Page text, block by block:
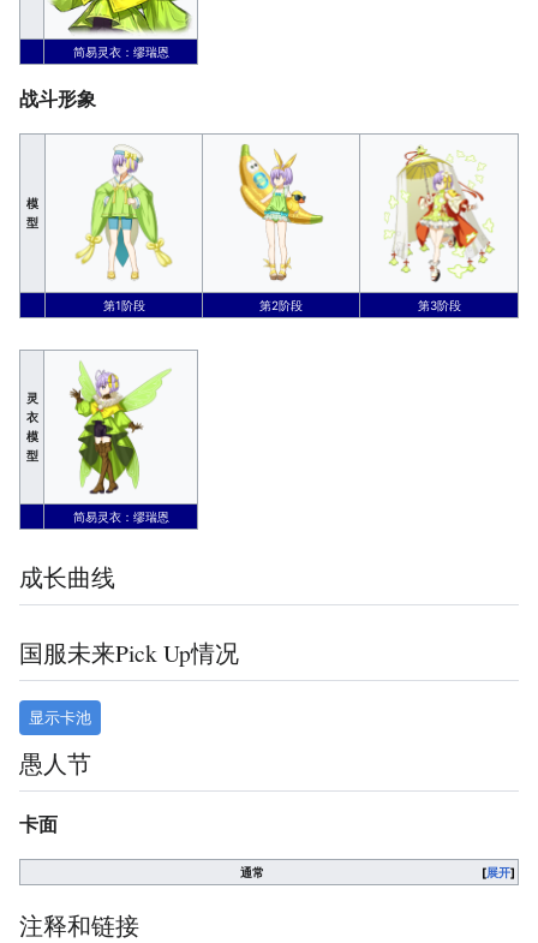
简易灵衣：缪瑞恩
战斗形象
模
型
第1阶段 第2阶段 第3阶段
灵
衣
模
型
简易灵衣：缪瑞恩
成长曲线
国服未来Pick Up情况
显示卡池
愚人节
卡面
展开
通常
注释和链接